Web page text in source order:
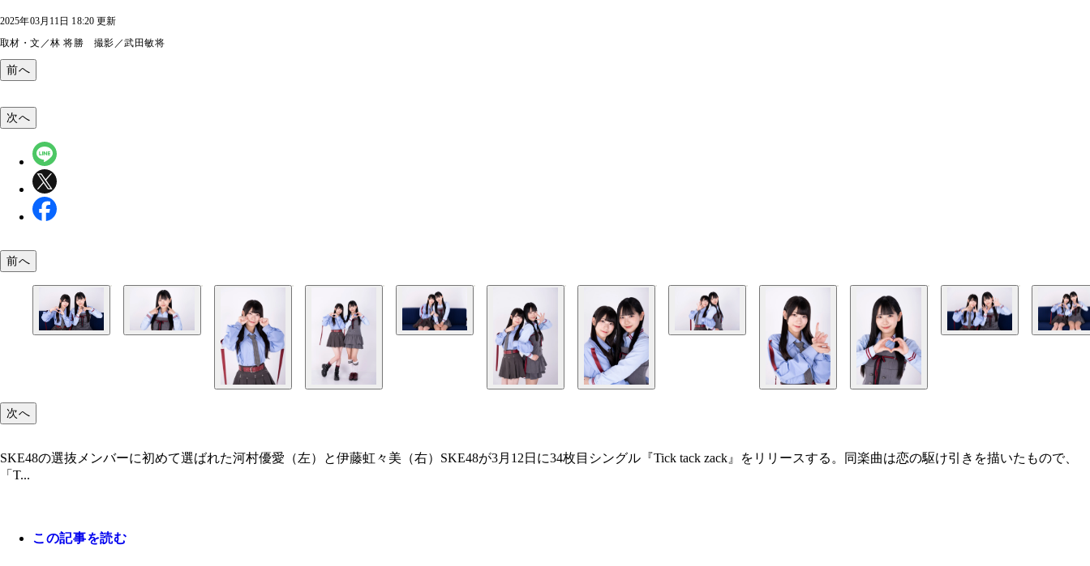
2025年03月11日 18:20 更新
取材・文／林 将勝 撮影／武田敏将
前へ
次へ
前へ
次へ
SKE48の選抜メンバーに初めて選ばれた河村優愛（左）と伊藤虹々美（右）SKE48が3月12日に34枚目シングル『Tick tack zack』をリリースする。同楽曲は恋の駆け引きを描いたもので、
「T...
この記事を読む